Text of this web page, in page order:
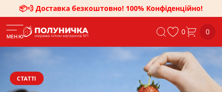
📦💨 Доставка безкоштовно! 100% Конфіденційно!
МЕНЮ 0 0
СТАТТІ